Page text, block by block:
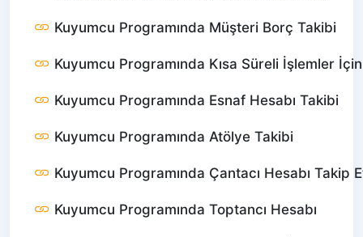
Kuyumcu Programında Müşteri Borç Takibi
Kuyumcu Programında Kısa Süreli İşlemler
Kuyumcu Programında Esnaf Hesabı Takibi
Kuyumcu Programında Atölye Takibi
Kuyumcu Programında Çantacı Hesabı Takip
Kuyumcu Programında Toptancı Hesabı